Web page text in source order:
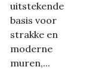
uitstekende
basis voor
strakke en
moderne
muren,...